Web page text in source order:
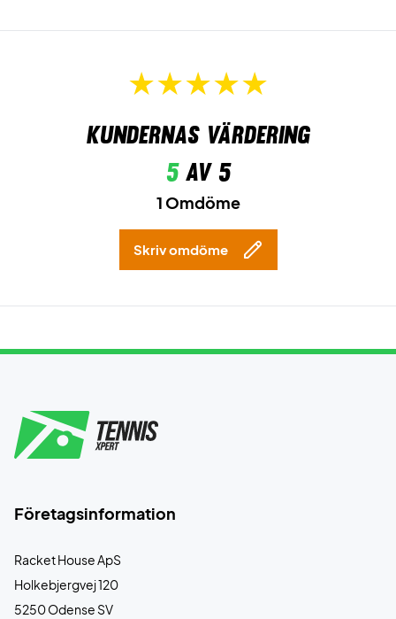
Kundernas värdering
5av 5
1 Omdöme
Skriv omdöme
Företagsinformation
Racket House ApS
Holkebjergvej 120
5250 Odense SV